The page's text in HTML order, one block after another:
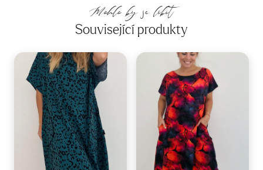
Mohlo by se líbit
Související produkty